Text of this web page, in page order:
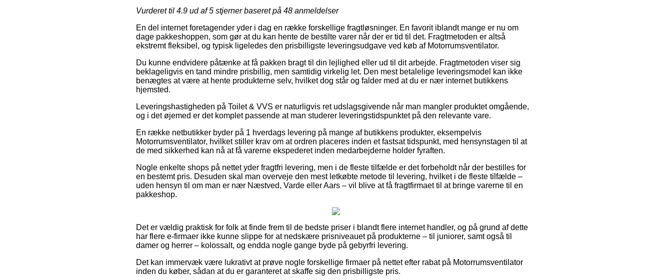
Vurderet til 4.9 ud af 5 stjerner baseret på 48 anmeldelser
En del internet foretagender yder i dag en række forskellige fragtløsninger. En favorit iblandt mange er nu om
dage pakkeshoppen, som gør at du kan hente de bestilte varer når der er tid til det. Fragtmetoden er altså
ekstremt fleksibel, og typisk ligeledes den prisbilligste leveringsudgave ved køb af Motorrumsventilator.
Du kunne endvidere påtænke at få pakken bragt til din lejlighed eller ud til dit arbejde. Fragtmetoden viser sig
beklageligvis en tand mindre prisbillig, men samtidig virkelig let. Den mest betalelige leveringsmodel kan ikke
benægtes at være at hente produkterne selv, hvilket dog står og falder med at du er nær internet butikkens
hjemsted.
Leveringshastigheden på Toilet & VVS er naturligvis ret udslagsgivende når man mangler produktet omgående,
og i det øjemed er det komplet passende at man studerer leveringstidspunktet på den relevante vare.
En række netbutikker byder på 1 hverdags levering på mange af butikkens produkter, eksempelvis
Motorrumsventilator, hvilket stiller krav om at ordren placeres inden et fastsat tidspunkt, med hensynstagen til at
de med sikkerhed kan nå at få varerne ekspederet inden medarbejderne holder fyraften.
Nogle enkelte shops på nettet yder fragtfri levering, men i de fleste tilfælde er det forbeholdt når der bestilles for
en bestemt pris. Desuden skal man overveje den mest letkøbte metode til levering, hvilket i de fleste tilfælde –
uden hensyn til om man er nær Næstved, Varde eller Aars – vil blive at få fragtfirmaet til at bringe varerne til en
pakkeshop.
Det er vældig praktisk for folk at finde frem til de bedste priser i blandt flere internet handler, og på grund af dette
har flere e-firmaer ikke kunne slippe for at nedskære prisniveauet på produkterne – til juniorer, samt også til
damer og herrer – kolossalt, og endda nogle gange byde på gebyrfri levering.
Det kan immervæk være lukrativt at prøve nogle forskellige firmaer på nettet efter rabat på Motorrumsventilator
inden du køber, sådan at du er garanteret at skaffe sig den prisbilligste pris.